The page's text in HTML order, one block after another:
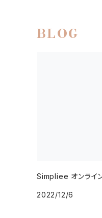
BLOG
Simpliee オンライ
2022/12/6